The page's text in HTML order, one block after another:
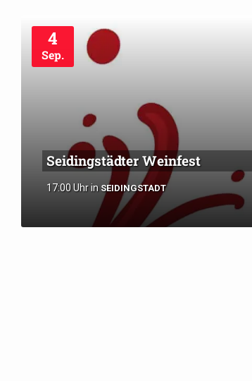
4
Sep.
Seidingstädter Weinfest
17:00 Uhrin SEIDINGSTADT